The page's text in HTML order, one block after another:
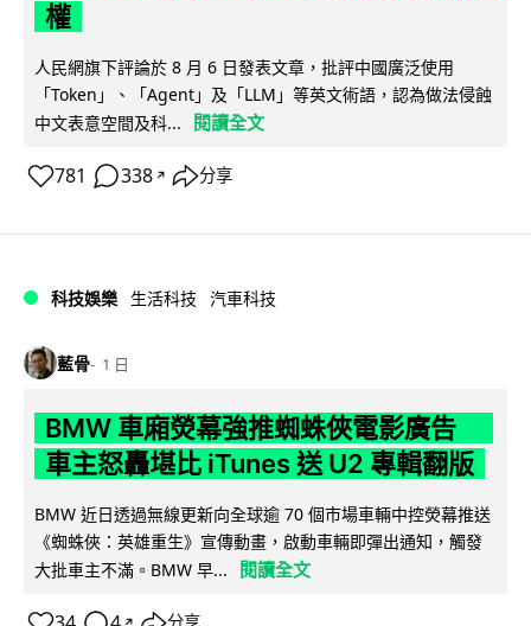
權
人民網旗下評論於 8 月 6 日發表文章，批評中國廣泛使用
「Token」、「Agent」及「LLM」等英文術語，認為做法侵蝕
中文表意空間及科...
閱讀全文
781 338 ↗ 分享
科技娛樂 生活科技 汽車科技
藍骨 1 日
BMW 車廂熒幕強推蜘蛛俠電影廣告
車主怒轟堪比 iTunes 送 U2 專輯翻版
BMW 近日透過無線更新向全球逾 70 個市場車輛中控熒幕推送
《蜘蛛俠：英雄重生》宣傳動畫，啟動車輛即彈出通知，觸發
大批車主不滿。BMW 早...
閱讀全文
↗